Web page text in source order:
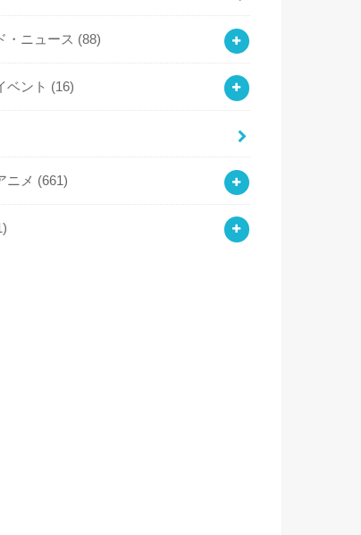
・ニュース (88)
ベント (16)
ニメ (661)